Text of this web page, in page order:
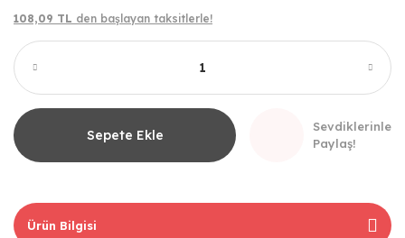
108,09 TL den başlayan taksitlerle!
Sepete Ekle
Sevdiklerinle
Paylaş!
Ürün Bilgisi